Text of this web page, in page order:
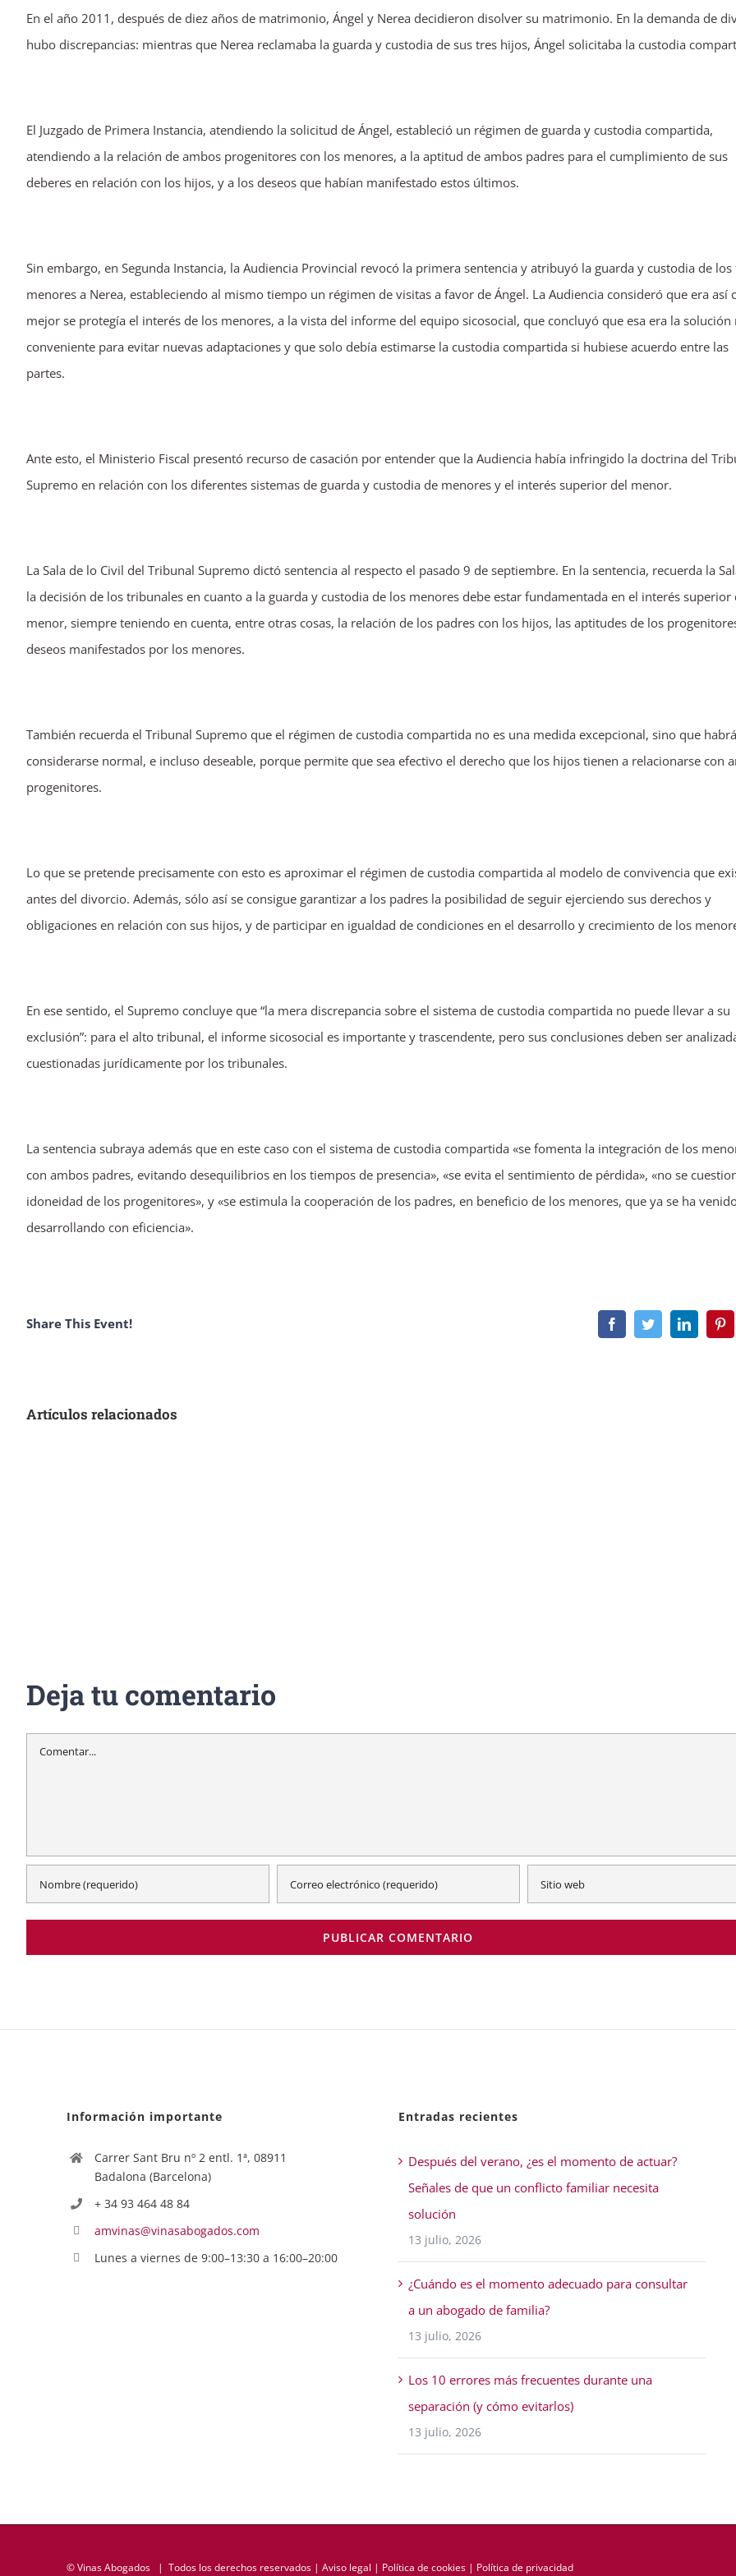
imagen
más
En el año 2011, después de diez años de matrimonio, Ángel y Nerea decidieron disolver su matrimonio. En la demanda de
hubo discrepancias: mientras que Nerea reclamaba la guarda y custodia de sus tres hijos, Ángel solicitaba la custodia
El Juzgado de Primera Instancia, atendiendo la solicitud de Ángel, estableció un régimen de guarda y custodia compartida,
atendiendo a la relación de ambos progenitores con los menores, a la aptitud de ambos padres para el cumplimiento de sus
deberes en relación con los hijos, y a los deseos que habían manifestado estos últimos.
Sin embargo, en Segunda Instancia, la Audiencia Provincial revocó la primera sentencia y atribuyó la guarda y custodia de los
menores a Nerea, estableciendo al mismo tiempo un régimen de visitas a favor de Ángel. La Audiencia consideró que era así
mejor se protegía el interés de los menores, a la vista del informe del equipo sicosocial, que concluyó que esa era la solución
conveniente para evitar nuevas adaptaciones y que solo debía estimarse la custodia compartida si hubiese acuerdo entre las
partes.
Ante esto, el Ministerio Fiscal presentó recurso de casación por entender que la Audiencia había infringido la doctrina del
Supremo en relación con los diferentes sistemas de guarda y custodia de menores y el interés superior del menor.
La Sala de lo Civil del Tribunal Supremo dictó sentencia al respecto el pasado 9 de septiembre. En la sentencia, recuerda la
la decisión de los tribunales en cuanto a la guarda y custodia de los menores debe estar fundamentada en el interés superior
menor, siempre teniendo en cuenta, entre otras cosas, la relación de los padres con los hijos, las aptitudes de los
deseos manifestados por los menores.
También recuerda el Tribunal Supremo que el régimen de custodia compartida no es una medida excepcional, sino que
considerarse normal, e incluso deseable, porque permite que sea efectivo el derecho que los hijos tienen a relacionarse con
progenitores.
Lo que se pretende precisamente con esto es aproximar el régimen de custodia compartida al modelo de convivencia que
antes del divorcio. Además, sólo así se consigue garantizar a los padres la posibilidad de seguir ejerciendo sus derechos y
obligaciones en relación con sus hijos, y de participar en igualdad de condiciones en el desarrollo y crecimiento de los
En ese sentido, el Supremo concluye que “la mera discrepancia sobre el sistema de custodia compartida no puede llevar a su
exclusión”: para el alto tribunal, el informe sicosocial es importante y trascendente, pero sus conclusiones deben ser
cuestionadas jurídicamente por los tribunales.
La sentencia subraya además que en este caso con el sistema de custodia compartida «se fomenta la integración de los
con ambos padres, evitando desequilibrios en los tiempos de presencia», «se evita el sentimiento de pérdida», «no se
idoneidad de los progenitores», y «se estimula la cooperación de los padres, en beneficio de los menores, que ya se ha
desarrollando con eficiencia».
Share This Event! FacebookTwitterLinkedIn
Artículos relacionados
Deja tu comentario
Comentar
Información importante
Carrer Sant Bru nº 2 entl. 1ª, 08911
Badalona (Barcelona)
+ 34 93 464 48 84
amvinas@vinasabogados.com
Lunes a viernes de 9:00–13:30 a 16:00–20:00
Entradas recientes
Después del verano, ¿es el momento de actuar?
Señales de que un conflicto familiar necesita
solución
13 julio, 2026
¿Cuándo es el momento adecuado para consultar
a un abogado de familia?
13 julio, 2026
Los 10 errores más frecuentes durante una
separación (y cómo evitarlos)
13 julio, 2026
©Vinas Abogados | Todos los derechos reservados |Aviso legal | Política de cookies | Política de privacidad